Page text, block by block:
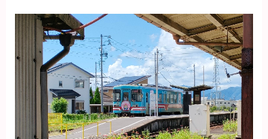
お問い合わせ